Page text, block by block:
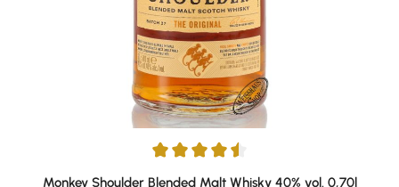
Durchschnittliche Bewertung von 4.6 von 5 Sternen
Monkey Shoulder Blended Malt Whisky 40% vol. 0,70l